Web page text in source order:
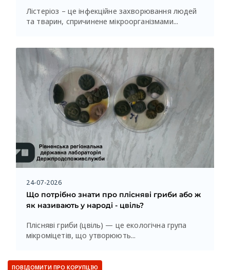
Лістеріоз – це інфекційне захворювання людей
та тварин, спричинене мікроорганізмами...
24-07-2026
Що потрібно знати про плісняві гриби або ж
як називають у народі - цвіль?
Плісняві гриби (цвіль) — це екологічна група
мікроміцетів, що утворюють...
ПОВІДОМИТИ ПРО КОРУПЦІЮ